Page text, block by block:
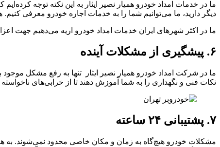
ما در خدمات امداد خودرو همیار نصیر ایثار به این نکته توجه
دیگر دارید، ما می‌توانیم شما را به خدمات اجاره خودرو معرفی کنیم.
ما در اکثر شهرهای ایران خدمات امداد خودرو اریه می‌دهیم جهت
۶. پیشگیری از مشکلات آینده
ما در شرکت امداد خودرو همیار نصیر ایثار تنها به رفع مشکل
نکات فنی و نگهداری را به شما آموزش دهند تا از خرابی‌های
۷. پشتیبانی ۲۴ ساعته